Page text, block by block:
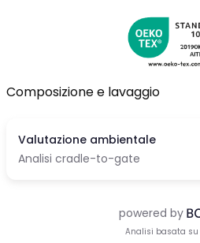
Composizione e lavaggio